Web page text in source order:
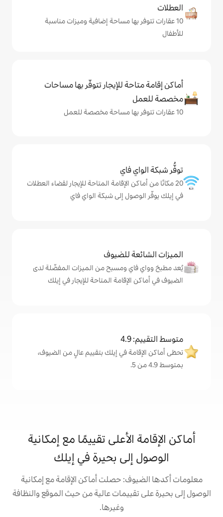
بها مساحة إضافية وميزات مناسبة
للإيجار تتوفّر بها مساحات
الإقامة المتاحة للإيجار لقضاء العطلات
إلى شبكة الواي فاي
ومسبح من الميزات المفضّلة لدى
المتاحة للإيجار في إيلك
في إيلك بتقييم عالٍ من الضيوف،
تقييمًا مع إمكانية
بحيرة في إيلك
حصلت أماكن الإقامة مع إمكانية
عالية من حيث الموقع والنظافة